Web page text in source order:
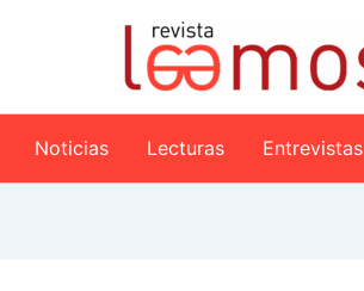
Noticias Lecturas Entrevistas